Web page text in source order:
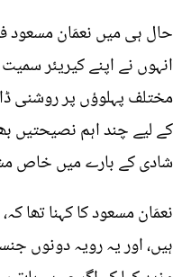
حال ہی میں نعمَان مسعود
انہوں نے اپنے کیریئر
مختلف پہلوؤں پر روشنی
کے لیے چند اہم نصیحتیں
شادی کے بارے میں خاص
نعمَان مسعود کا کہنا تھا
ہیں، اور یہ رویہ دونوں